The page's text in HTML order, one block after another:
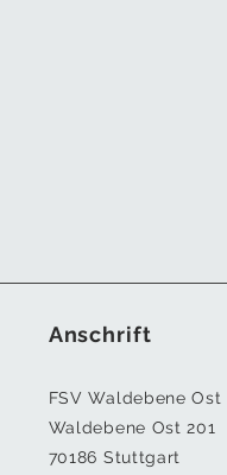
Anschrift
FSV Waldebene Ost
Waldebene Ost 201
70186 Stuttgart